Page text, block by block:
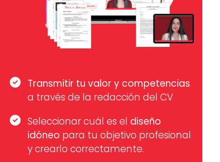
Transmitir tu valor y competencias
a través de la redacción del CV
Seleccionar cuál es el diseño
idóneo para tu objetivo profesional
y crearlo correctamente.